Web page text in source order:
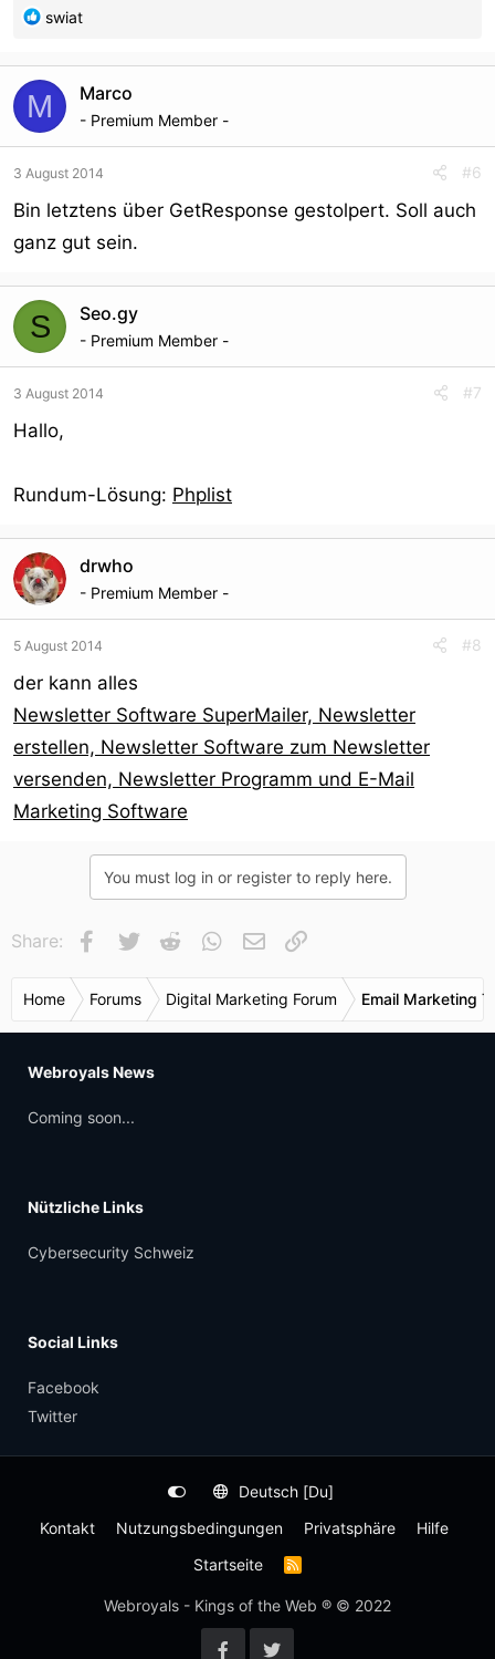
R
a
c
t
i
n
s
swiat
M Marco
- Premium Member -
3 August 2014 #6
Bin letztens über GetResponse gestolpert. Soll auch
ganz gut sein.
S Seo.gy
- Premium Member -
3 August 2014 #7
Hallo,
Rundum-Lösung: Phplist
drwho
- Premium Member -
5 August 2014 #8
der kann alles
Newsletter Software SuperMailer, Newsletter
erstellen, Newsletter Software zum Newsletter
versenden, Newsletter Programm und E-Mail
Marketing Software
You must log in or register to reply here.
Share: Facebook
Twitter Reddit WhatsApp
E-Mail
Home Forums Digital Marketing Forum Email Marketing
Webroyals News
Coming soon...
Nützliche Links
Cybersecurity Schweiz
Social Links
Facebook
Twitter
Deutsch [Du]
Kontakt
Nutzungsbedingungen Privatsphäre
Hilfe
Startseite
R
S
Webroyals - Kings of the Web ® © 2022